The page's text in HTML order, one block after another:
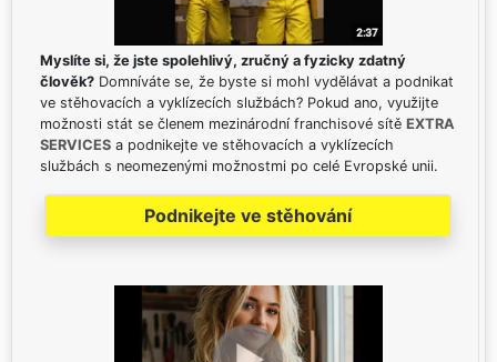
Myslíte si, že jste spolehlivý, zručný a fyzicky zdatný
člověk? Domníváte se, že byste si mohl vydělávat a podnikat
ve stěhovacích a vyklízecích službách? Pokud ano, využijte
možnosti stát se členem mezinárodní franchisové sítě EXTRA
SERVICES a podnikejte ve stěhovacích a vyklízecích
službách s neomezenými možnostmi po celé Evropské unii.
Podnikejte ve stěhování